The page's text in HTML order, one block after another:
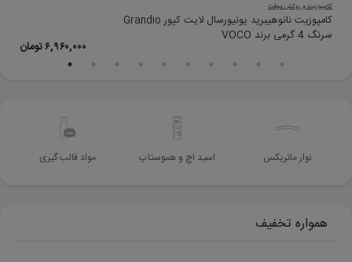
کامپوزیت و روکش موقت
کامپوزیت نانوهیبرید یونیورسال لایت کیور Grandio
سرنگ 4 گرمی برند VOCO
۶,۹۶۰,۰۰۰ تومان
نوار ماتریکس اسید اچ و هموستاپ مواد قالب گیری
همواره تخفیف